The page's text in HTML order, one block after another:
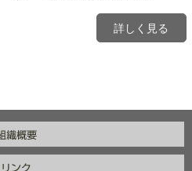
詳しく見る